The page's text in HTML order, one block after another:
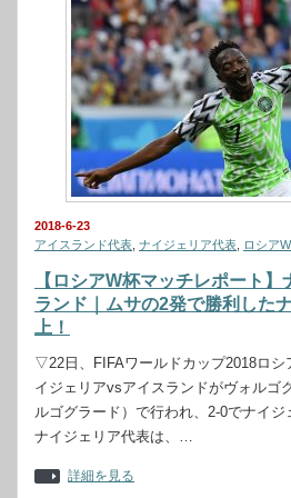
2018-6-23
アイスランド代表 ナイジェリア代表 ロシア
【ロシアW杯マッチレポート
ランド｜ムサの2発で勝利した
上！
▽22日、FIFAワールドカップ2018ロシ
イジェリアvsアイスランドがヴォルゴ
ルゴグラード）で行われ、2-0でナイ
ナイジェリア代表は、…
詳細を見る